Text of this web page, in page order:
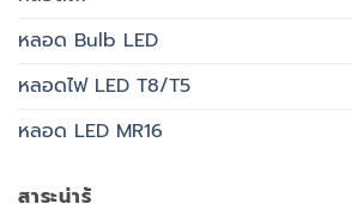
หลอด Bulb LED
หลอดไฟ LED T8/T5
หลอด LED MR16
สาระน่ารู้